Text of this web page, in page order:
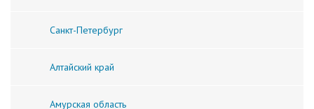
Санкт-Петербург
Алтайский край
Амурская область